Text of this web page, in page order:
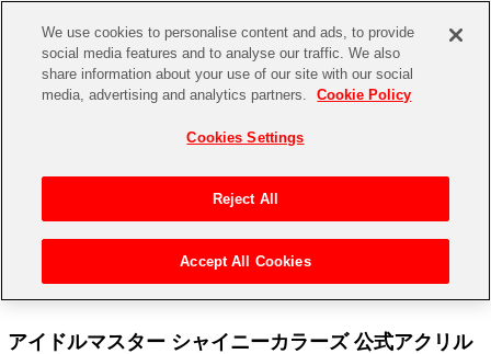
CHANNEL STORE EVENT
アイドルマスターシリーズ
アイドルマスター
イベントグッズ
トイ・ホビー
アイドルマスター シリーズ>アイドルマスター シャイニーカラー
アイドルマスター シャイニーカラーズ 公式アクリル
We use cookies to personalise content and ads, to provide
social media features and to analyse our traffic. We also
share information about your use of our site with our social
media, advertising and analytics partners.
Cookie Policy
Cookies Settings
Reject All
Accept All Cookies